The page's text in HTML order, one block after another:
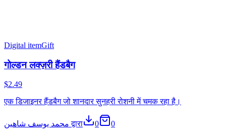
Digital itemGift
गोल्डन लक्ज़री हैंडबैग
$2.49
एक डिजाइनर हैंडबैग जो शानदार सुनहरी रोशनी में चमक रहा है।
محمد يوسف شاهين द्वारा 0 0